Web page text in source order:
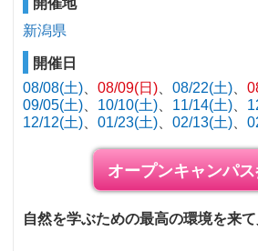
新潟県
開催日
08/08(土)
08/09(日) 08/22(土)
09/05(土)
10/10(土) 11/14(土)
12/12(土)
01/23(土) 02/13(土)
オープンキャンパ
自然を学ぶための最高の環境を来